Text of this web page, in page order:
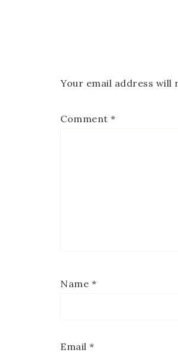
Your email address will
Comment *
Name *
Email *